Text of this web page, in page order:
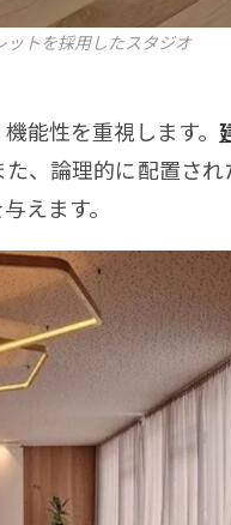
トを採用したスタジオ
能性を重視します。
、論理的に配置さ
えます。